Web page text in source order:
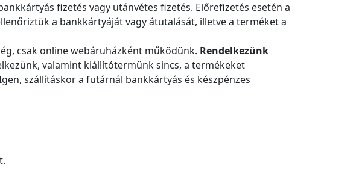
fizetés vagy utánvétes fizetés. Előrefizetés esetén a
a bankkártyáját vagy átutalását, illetve a terméket a
csak online webáruházként működünk. Rendelkezünk
valamint kiállítótermünk sincs, a termékeket
szállításkor a futárnál bankkártyás és készpénzes